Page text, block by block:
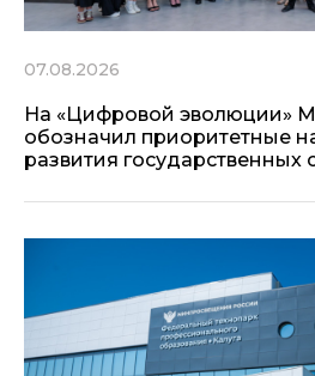
07.08.2026
На «Цифровой эволюции»
обозначил приоритетные
развития государственных